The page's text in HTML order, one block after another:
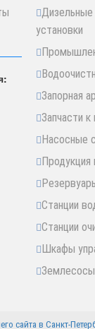
Дизельные
установки
Запорная
Запчасти
Насосные
Продукция
Станции
Станции
Шкафы
Землесосы